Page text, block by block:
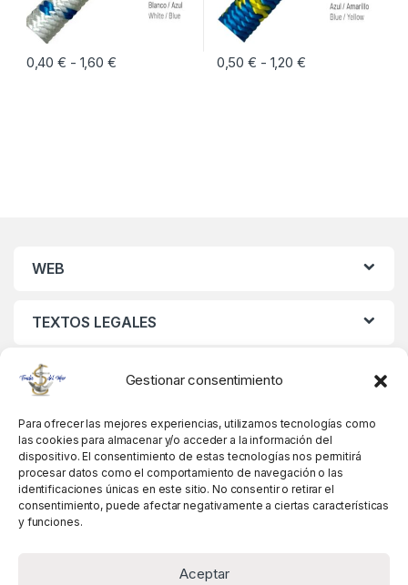
Gestionar consentimiento
Para ofrecer las mejores experiencias, utilizamos tecnologías como
las cookies para almacenar y/o acceder a la información del
dispositivo. El consentimiento de estas tecnologías nos permitirá
procesar datos como el comportamiento de navegación o las
identificaciones únicas en este sitio. No consentir o retirar el
consentimiento, puede afectar negativamente a ciertas características
y funciones.
Aceptar
0,40€ - 1,60 €Rango de precios: desde 0,40 € hasta 1,60 €
Este producto tiene múltiples variantes. Las opciones se pueden
0,50€ - 1,20 €Rango de
Este producto tiene múltiples
WEB
TEXTOS LEGALES
MIS DATOS